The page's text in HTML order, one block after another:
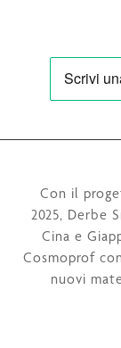
Con il
2025, Derbe
Cina e
Cosmoprof
nuovi